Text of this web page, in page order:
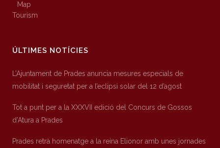
Map
Tourism
ÚLTIMES NOTÍCIES
L’Ajuntament de Prades anuncia mesures especials de
mobilitat i seguretat per a l’eclipsi solar del 12 d’agost
Tot a punt per a la XXXVII edició del Concurs de Gossos
d’Atura a Prades
Prades retrà homenatge a la reina Elionor amb unes jornades